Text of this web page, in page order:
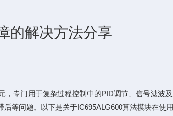
的解决方法分享
门用于复杂过程控制中的PID调节、信号滤波
等问题。以下是关于IC695ALG600算法模块在使